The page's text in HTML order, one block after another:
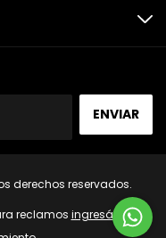
derechos reservados.
reclamos ingresá acá.